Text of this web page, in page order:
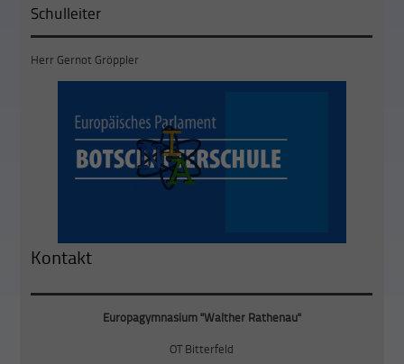
Schulleiter
Herr Gernot Gröppler
Kontakt
Europagymnasium "Walther Rathenau"
OT Bitterfeld